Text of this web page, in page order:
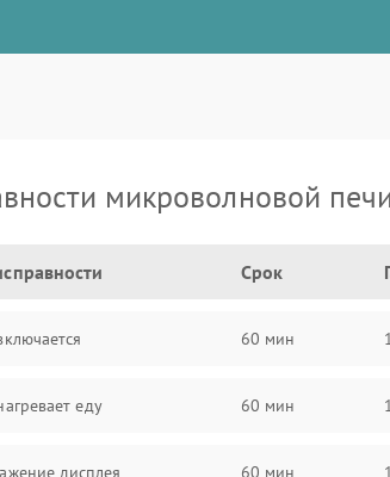
микроволновой
Срок
60 мин
еду 60 мин
дисплея 60 мин